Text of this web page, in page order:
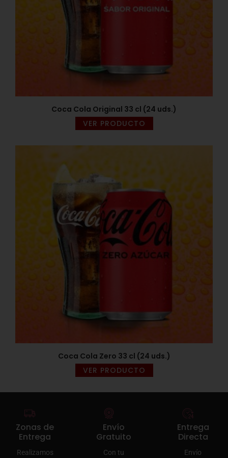
Coca Cola Original 33 cl (24 uds.)
VER PRODUCTO
Coca Cola Zero 33 cl (24 uds.)
VER PRODUCTO
Zonas de
Entrega
Realizamos
Envío
Gratuito
Con tu
Entrega
Directa
Envío